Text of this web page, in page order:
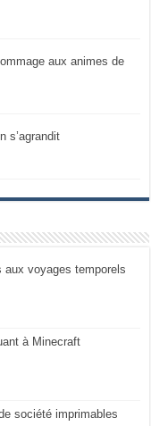
aux animes de
s’agrandit
aux voyages temporels
à Minecraft
société imprimables